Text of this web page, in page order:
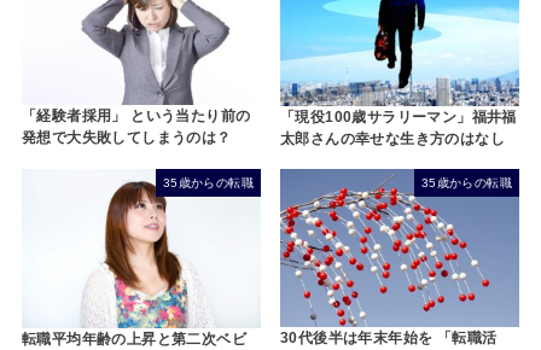
「経験者採用」 という当たり前の
発想で大失敗してしまうのは？
「現役100歳サラリーマン」福井福
太郎さんの幸せな生き方のはなし
35歳からの転職
転職平均年齢の上昇と第二次ベビ
35歳からの転職
30代後半は年末年始を 「転職活